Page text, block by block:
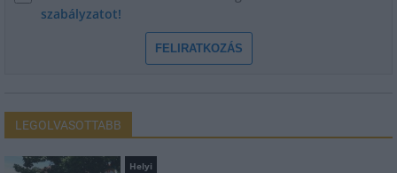
szabályzatot!
FELIRATKOZÁS
LEGOLVASOTTABB
Helyi